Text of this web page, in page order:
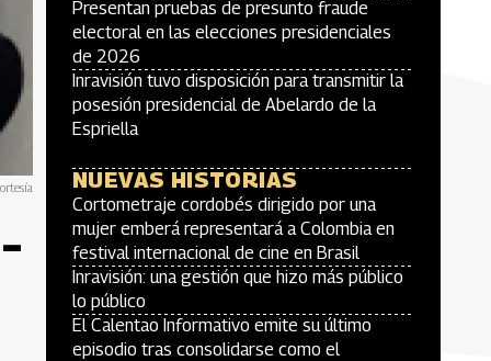
Presentan pruebas de presunto fraude
electoral en las elecciones presidenciales
de 2026
Inravisión tuvo disposición para transmitir la
posesión presidencial de Abelardo de la
Espriella
NUEVAS HISTORIAS
Cortometraje cordobés dirigido por una
mujer emberá representará a Colombia en
festival internacional de cine en Brasil
Inravisión: una gestión que hizo más público
lo público
El Calentao Informativo emite su último
episodio tras consolidarse como el